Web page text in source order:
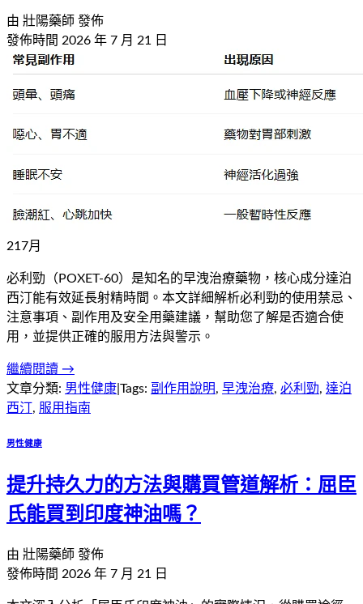
由 壯陽藥師 發佈
發佈時間 2026 年 7 月 21 日
21 7月
必利勁（POXET-60）是知名的早洩治療藥物，核心成分達泊
西汀能有效延長射精時間。本文詳細解析必利勁的使用禁忌、
注意事項、副作用及安全用藥建議，幫助您了解是否適合使
用，並提供正確的服用方法與警示。
繼續閱讀 →
文章分類: 男性健康 Tags: 副作用說明, 早洩治療, 必利勁, 達泊
西汀 , 服用指南
男性健康
提升持久力的方法與購買管道解析：屈臣
氏能買到印度神油嗎？
由 壯陽藥師 發佈
發佈時間 2026 年 7 月 21 日